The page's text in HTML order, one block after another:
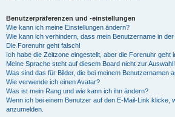
Benutzerpräferenzen und -einstellungen
Wie kann ich meine Einstellungen ändern?
Wie kann ich verhindern, dass mein Benutzername in
Die Forenuhr geht falsch!
Ich habe die Zeitzone eingestellt, aber die Forenuhr geht
Meine Sprache steht auf diesem Board nicht zur Auswahl!
Was sind das für Bilder, die bei meinem Benutzernamen
Wie verwende ich einen Avatar?
Was ist mein Rang und wie kann ich ihn ändern?
Wenn ich bei einem Benutzer auf den E-Mail-Link klicke,
anzumelden.